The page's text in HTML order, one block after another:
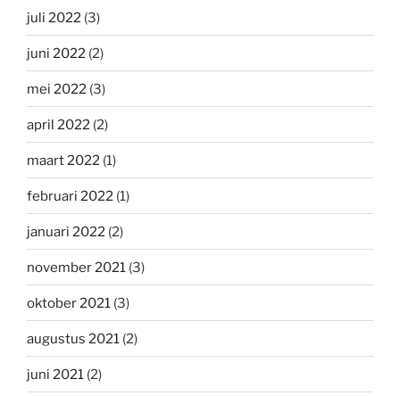
juli 2022 (3)
juni 2022 (2)
mei 2022 (3)
april 2022 (2)
maart 2022 (1)
februari 2022 (1)
januari 2022 (2)
november 2021 (3)
oktober 2021 (3)
augustus 2021 (2)
juni 2021 (2)